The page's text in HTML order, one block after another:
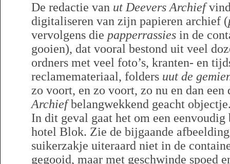
De redactie van ut Deevers Archief
digitaliseren van zijn papieren archief (
vervolgens die papperrassies in de
gooien), dat vooral bestond uit veel
ordners met veel foto’s, kranten- en
reclamemateriaal, folders uut de
zo voort, en zo voort, zo nu en dan
Archiefbelangwekkend geacht
In dit geval gaat het om een
hotel Blok. Zie de bijgaande
suikerzakje uiteraard niet in de
gegooid, maar met geschwinde spoed